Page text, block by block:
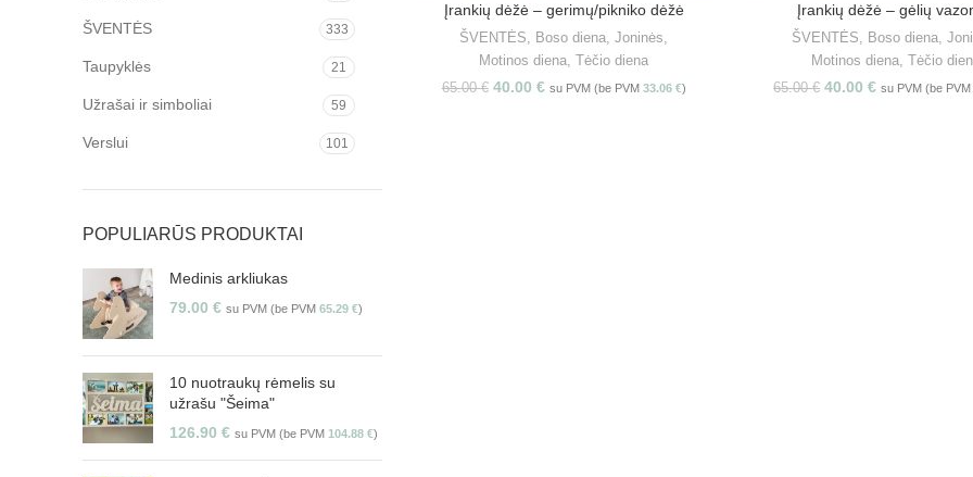
ŠVENTĖS 333
Taupyklės 21
Užrašai ir simboliai 59
Verslui 101
POPULIARŪS PRODUKTAI
Medinis arkliukas
79.00 € su PVM (be PVM 65.29 €)
10 nuotraukų rėmelis su
užrašu "Šeima"
126.90 € su PVM (be PVM 104.88 €)
PASIRINKITE SAVYBES
Įrankių dėžė – gerimų/pikniko dėžė
ŠVENTĖS, Boso diena,Joninės,
Motinos diena,Tėčio diena
65.00€ 40.00 € su PVM (be PVM 33.06 €)
PASIRINKITE
Įrankių dėžė – gėlių
ŠVENTĖS, Boso diena,
Motinos diena, Tėčio
65.00€ 40.00€ su PVM (be